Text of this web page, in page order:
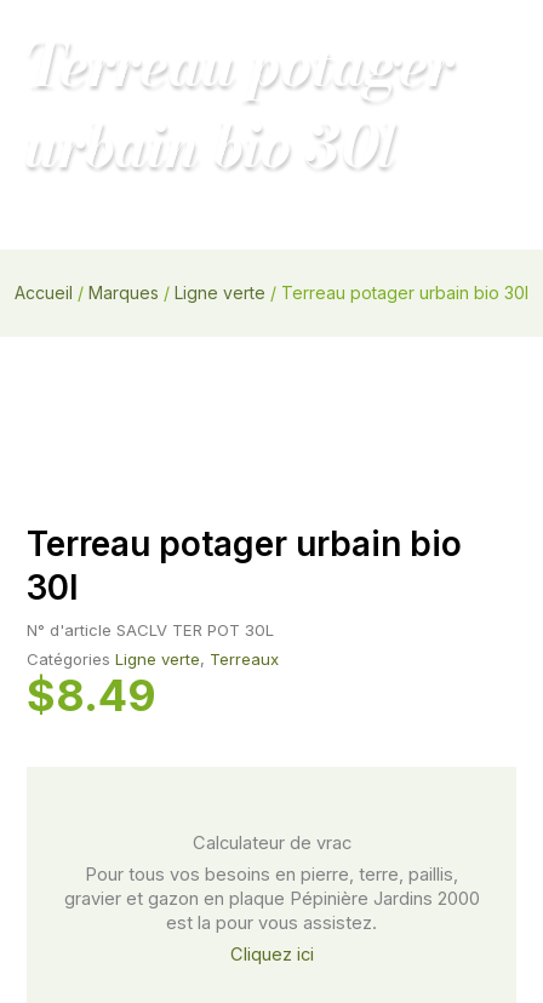
Menu
Terreau potager
urbain bio 30l
Accueil / Marques / Ligne verte / Terreau potager urbain bio 30l
Terreau potager urbain bio
30l
N° d'article SACLV TER POT 30L
Catégories Ligne verte, Terreaux
$8.49
Calculateur de vrac​
Pour tous vos besoins en pierre, terre, paillis,
gravier et gazon en plaque Pépinière Jardins 2000
est la pour vous assistez.
Cliquez ici